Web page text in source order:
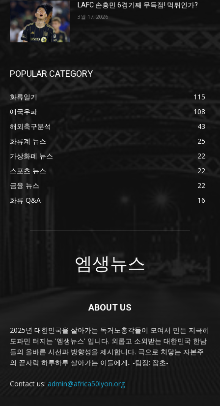
LAFC 손흥민 6경기째 무득점! 먹튀인가?
3월 17, 2026
POPULAR CATEGORY
화류일기
115
애국우파
108
해외축구분석
43
화류계 뉴스
25
가상화폐 뉴스
22
스포츠 뉴스
22
금융 뉴스
22
화류 Q&A
16
엠생뉴스
ABOUT US
2025년 대한민국을 살아가는 독거노총각들이 모여서 만든 지극히
도파민 터지는 '엠생뉴스' 입니다. 외롭고 소외받는 대한민국 한남
들의 올바른 시선과 방향성을 제시합니다. 극으로 치닿는 자본주
의 끝자락 하루하루 살아가는 이들에게.. -팀장: 잡초-
Contact us: admin@africa50lyon.org